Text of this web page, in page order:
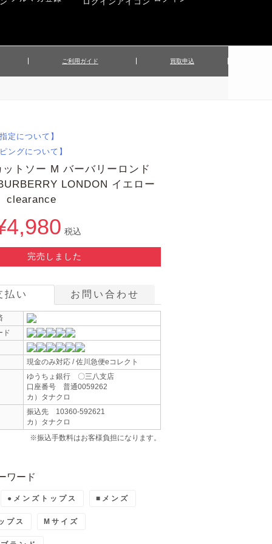
傘／日傘
ご利用ガイド 買取申込
定について】
ングについて】
トソー M バーバリーロンド
LONDON イエロー
clearance
税込
完売しました
払い お問い合わせ
ド
現金のみ対応 / 佐川急便eコレクト
ゆうちょ銀行 〇三八支店
口座番号 普通0059262
カ）タナクロ
振込先 10360-592621
カ）タナクロ
※振込手数料はお客様負担になります。
ワード
●メンズトップス ■メンズ
プス Mサイズ